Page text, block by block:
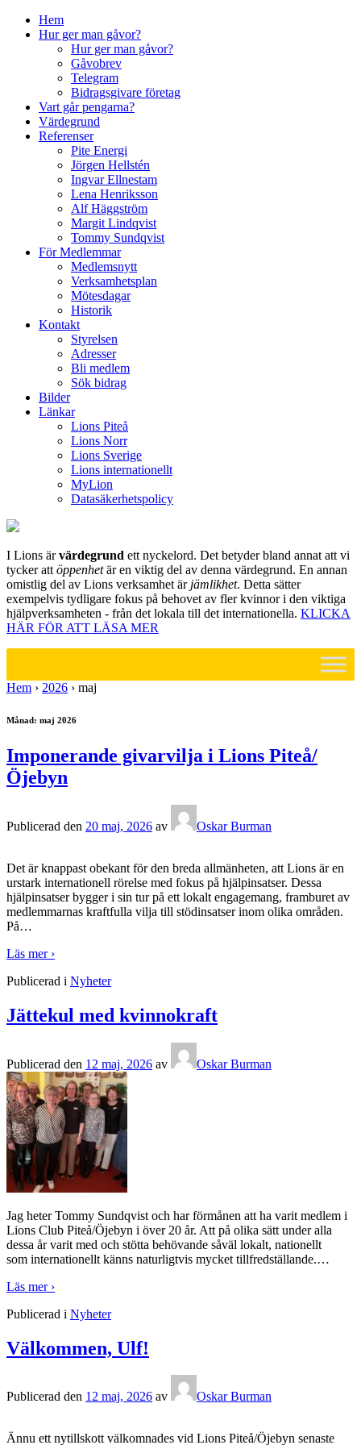
Skip
Hem
Hur ger man gåvor?
Hur ger man gåvor?
Gåvobrev
Telegram
Bidragsgivare företag
Vart går pengarna?
Värdegrund
Referenser
Pite Energi
Jörgen Hellstén
Ingvar Ellnestam
Lena Henriksson
Alf Häggström
Margit Lindqvist
Tommy Sundqvist
För Medlemmar
Medlemsnytt
Verksamhetsplan
Mötesdagar
Historik
Kontakt
Styrelsen
Adresser
Bli medlem
Sök bidrag
Bilder
Länkar
Lions Piteå
Lions Norr
Lions Sverige
Lions internationellt
MyLion
Datasäkerhetspolicy
I Lions ärvärdegrund ett nyckelord. Det betyder bland annat att vi
tycker att öppenhetär en viktig del av denna värdegrund. En annan
omistlig del av Lions verksamhet är jämlikhet. Detta sätter
exempelvis tydligare fokus på behovet av fler kvinnor i den viktiga
hjälpverksamheten - från det lokala till det internationella. KLICKA
HÄR FÖR ATT LÄSA MER
Hem › 2026 › maj
Månad: maj 2026
Imponerande givarvilja i Lions Piteå/
Öjebyn
Publicerad den 20 maj, 2026 av Oskar Burman
Det är knappast obekant för den breda allmänheten, att Lions är en
urstark internationell rörelse med fokus på hjälpinsatser. Dessa
hjälpinsatser bygger i sin tur på ett lokalt engagemang, framburet av
medlemmarnas kraftfulla vilja till stödinsatser inom olika områden.
På…
Läs mer ›
Publicerad i Nyheter
Jättekul med kvinnokraft
Publicerad den 12 maj, 2026 av Oskar Burman
Jag heter Tommy Sundqvist och har förmånen att ha varit medlem i
Lions Club Piteå/Öjebyn i över 20 år. Att på olika sätt under alla
dessa år varit med och stötta behövande såväl lokalt, nationellt
som internationellt känns naturligtvis mycket tillfredställande.…
Läs mer ›
Publicerad i Nyheter
Välkommen, Ulf!
Publicerad den 12 maj, 2026 av Oskar Burman
Ännu ett nytillskott välkomnades vid Lions Piteå/Öjebyn senaste